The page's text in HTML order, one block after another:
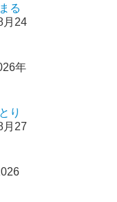
る
月24
年
り
月27